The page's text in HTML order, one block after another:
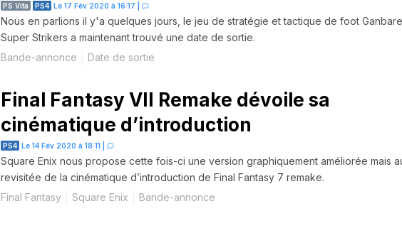
PS Vita PS4 Le 17 Fév 2020 à 16:17
Nous en parlions il y'a quelques jours, le jeu de stratégie et tactique de foot
Super Strikers a maintenant trouvé une date de sortie.
Bande-annonce
Date de sortie
Final Fantasy VII Remake dévoile sa
cinématique d’introduction
PS4 Le 14 Fév 2020 à 18:11
Square Enix nous propose cette fois-ci une version graphiquement améliorée mais
revisitée de la cinématique d’introduction de Final Fantasy 7 remake.
Final Fantasy
Square Enix Bande-annonce